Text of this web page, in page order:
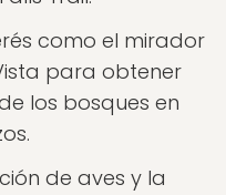
como el mirador
para obtener
los bosques en
de aves y la